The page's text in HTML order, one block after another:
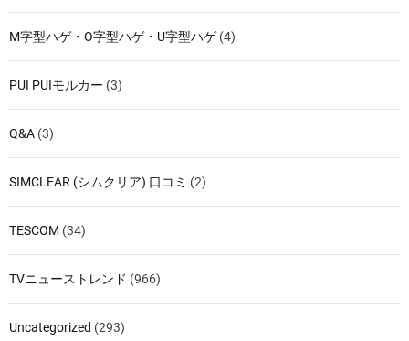
M字型ハゲ・O字型ハゲ・U字型ハゲ(4)
PUI PUIモルカー (3)
Q&A (3)
SIMCLEAR (シムクリア) 口コミ (2)
TESCOM (34)
TVニューストレンド (966)
Uncategorized (293)